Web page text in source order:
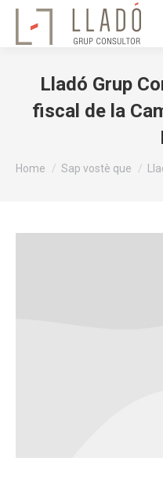
Lladó Grup
fiscal de la
You are here:
Home Sap vostè que